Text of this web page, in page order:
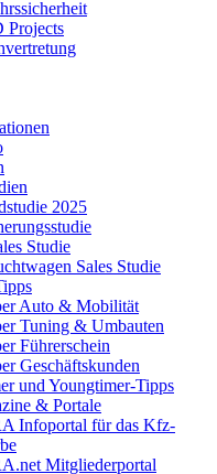
Projects
2025
Studie
Sales Studie
Auto & Mobilität
Tuning & Umbauten
Führerschein
Geschäftskunden
und Youngtimer-Tipps
& Portale
Infoportal für das Kfz-
Mitgliederportal